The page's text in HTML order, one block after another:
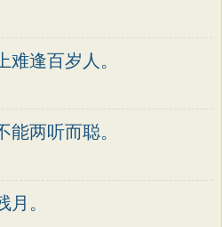
难逢百岁人。
能两听而聪。
。